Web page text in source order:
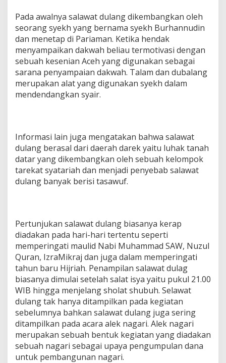
Pada awalnya salawat dulang dikembangkan oleh
seorang syekh yang bernama syekh Burhannudin
dan menetap di Pariaman. Ketika hendak
menyampaikan dakwah beliau termotivasi dengan
sebuah kesenian Aceh yang digunakan sebagai
sarana penyampaian dakwah. Talam dan dubalang
merupakan alat yang digunakan syekh dalam
mendendangkan syair.
Informasi lain juga mengatakan bahwa salawat
dulang berasal dari daerah darek yaitu luhak tanah
datar yang dikembangkan oleh sebuah kelompok
tarekat syatariah dan menjadi penyebab salawat
dulang banyak berisi tasawuf.
Pertunjukan salawat dulang biasanya kerap
diadakan pada hari-hari tertentu seperti
memperingati maulid Nabi Muhammad SAW, Nuzul
Quran, IzraMikraj dan juga dalam memperingati
tahun baru Hijriah. Penampilan salawat dulag
biasanya dimulai setelah salat isya yaitu pukul 21.00
WIB hingga menjelang sholat shubuh. Selawat
dulang tak hanya ditampilkan pada kegiatan
sebelumnya bahkan salawat dulang juga sering
ditampilkan pada acara alek nagari. Alek nagari
merupakan sebuah bentuk kegiatan yang diadakan
sebuah nagari sebagai upaya pengumpulan dana
untuk pembangunan nagari.